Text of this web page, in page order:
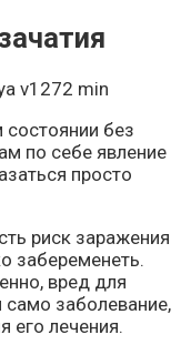
состоянии без
по себе явление
просто
риск заражения
забеременеть.
вред для
само заболевание,
его лечения.